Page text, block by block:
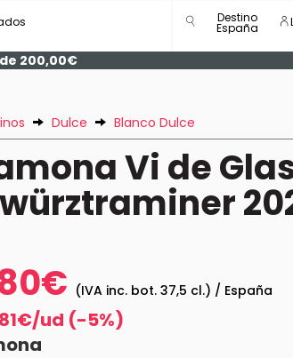
Destino
España
200,00€
Dulce Blanco Dulce
Vi de
(IVA inc. bot. 37,5 cl.) / España
ud (-5%)